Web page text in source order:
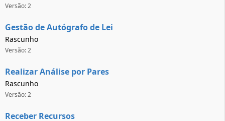
Versão: 2
Gestão de Autógrafo de Lei
Rascunho
Versão: 2
Realizar Análise por Pares
Rascunho
Versão: 2
Receber Recursos